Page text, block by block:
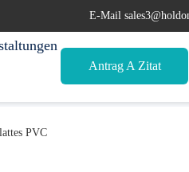
E-Mail
Antrag A Zitat
PVC